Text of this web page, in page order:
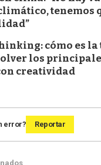
tenemos
cómo es la
los
creatividad
error? Reportar